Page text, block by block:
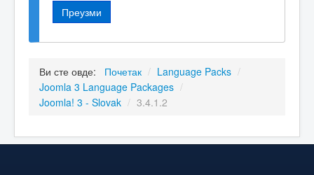
Преузми
Ви сте овде: Почетак / Language Packs /
Joomla 3 Language Packages /
Joomla! 3 - Slovak / 3.4.1.2